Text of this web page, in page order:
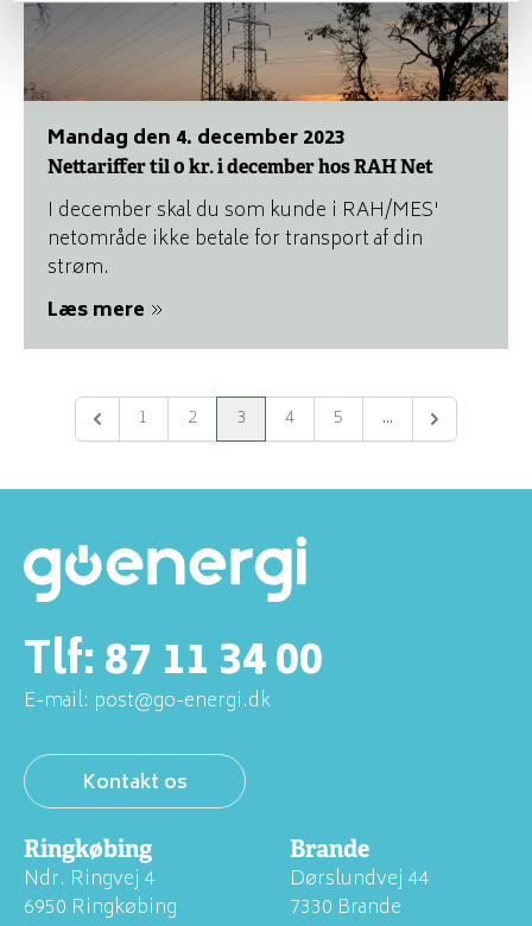
mandag den 4. december 2023
Nettariffer til 0 kr. i december hos RAH Net
I december skal du som kunde i RAH/MES'
netområde ikke betale for transport af din
strøm.
Læs mere
Forrige1 2 3 4 5 ... Næste
Tlf:87 11 34 00
E-mail: post@go-energi.dk
Kontakt os
Ringkøbing
Ndr. Ringvej 4
6950 Ringkøbing
Brande
Dørslundvej 44
7330 Brande